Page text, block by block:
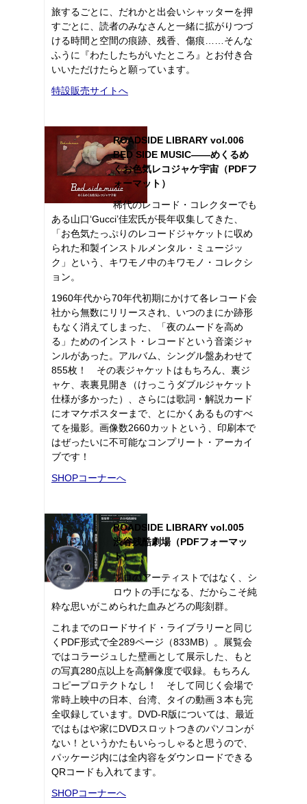
旅するごとに、だれかと出会いシャッターを押
すごとに、読者のみなさんと一緒に拡がりつづ
ける時間と空間の痕跡、残香、傷痕……そんな
ふうに『わたしたちがいたところ』とお付き合
いいただけたらと願っています。
特設販売サイトへ
ROADSIDE LIBRARY vol.006
BED SIDE MUSIC――めくるめ
くお色気レコジャケ宇宙（PDFフ
ォーマット）
稀代のレコード・コレクターでも
ある山口‘Gucci’佳宏氏が長年収集してきた、
「お色気たっぷりのレコードジャケットに収め
られた和製インストルメンタル・ミュージッ
ク」という、キワモノ中のキワモノ・コレクシ
ョン。
1960年代から70年代初期にかけて各レコード会
社から無数にリリースされ、いつのまにか跡形
もなく消えてしまった、「夜のムードを高め
る」ためのインスト・レコードという音楽ジャ
ンルがあった。アルバム、シングル盤あわせて
855枚！ その表ジャケットはもちろん、裏ジ
ャケ、表裏見開き（けっこうダブルジャケット
仕様が多かった）、さらには歌詞・解説カード
にオマケポスターまで、とにかくあるものすべ
てを撮影。画像数2660カットという、印刷本で
はぜったいに不可能なコンプリート・アーカイ
ブです！
SHOPコーナーへ
ROADSIDE LIBRARY vol.005
渋谷残酷劇場（PDFフォーマッ
ト）
プロのアーティストではなく、シ
ロウトの手になる、だからこそ純
粋な思いがこめられた血みどろの彫刻群。
これまでのロードサイド・ライブラリーと同じ
くPDF形式で全289ページ（833MB）。展覧会
ではコラージュした壁画として展示した、もと
の写真280点以上を高解像度で収録。もちろん
コピープロテクトなし！ そして同じく会場で
常時上映中の日本、台湾、タイの動画３本も完
全収録しています。DVD-R版については、最近
ではもはや家にDVDスロットつきのパソコンが
ない！というかたもいらっしゃると思うので、
パッケージ内には全内容をダウンロードできる
QRコードも入れてます。
SHOPコーナーへ